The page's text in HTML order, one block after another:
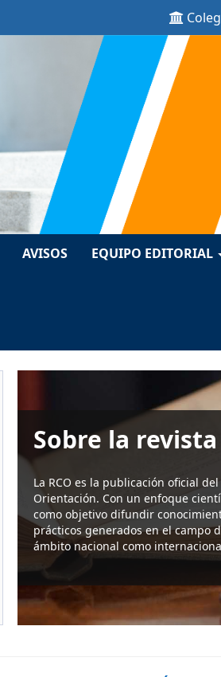
AVISOS EQUIPO EDITORIAL
Sobre la revista
La RCO es la publicación oficial
Orientación. Con un enfoque
como objetivo difundir
prácticos generados en el campo
ámbito nacional como
Más información